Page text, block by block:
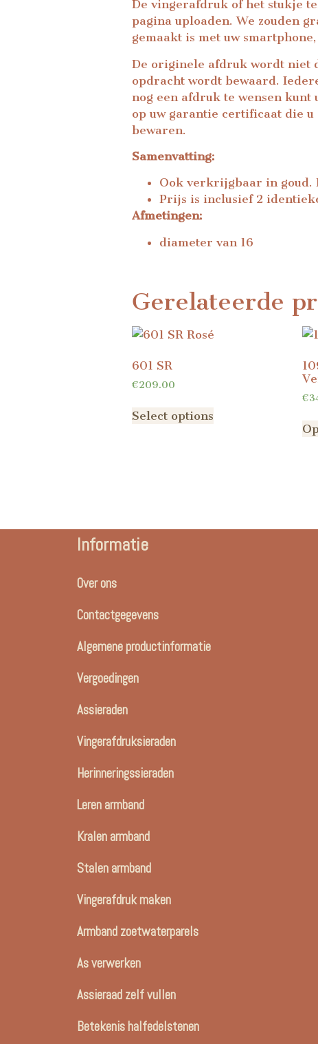
De vingerafdruk of het stukje
pagina uploaden. We zouden
gemaakt is met uw
De originele afdruk wordt niet
opdracht wordt bewaard.
nog een afdruk te wensen kunt
op uw garantie certificaat die u
bewaren.
Samenvatting:
Ook verkrijgbaar in goud.
Prijs is inclusief 2
Afmetingen:
diameter van 16
Gerelateerde
601 SR
€209.00
Select options
€
Informatie
Over ons
Contactgegevens
Algemene productinformatie
Vergoedingen
Assieraden
Vingerafdruksieraden
Herinneringssieraden
Leren armband
Kralen armband
Stalen armband
Vingerafdruk maken
Armband zoetwaterparels
As verwerken
Assieraad zelf vullen
Betekenis halfedelstenen